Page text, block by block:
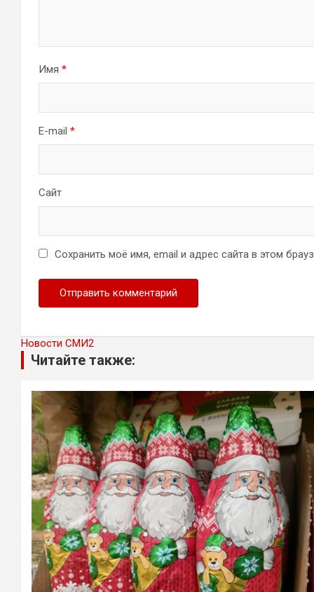
Имя *
E-mail *
Сайт
Сохранить моё имя, email и адрес сайта в этом
Новости СМИ2
Читайте также: